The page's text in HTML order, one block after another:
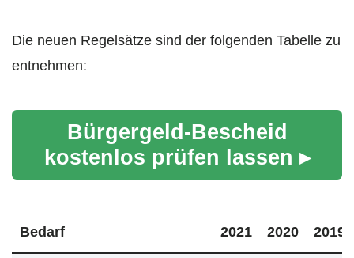
Die neuen Regelsätze sind der folgenden Tabelle zu
entnehmen:
Bürgergeld-Bescheid
kostenlos prüfen lassen ▸
Bedarf 2021 2020 2019